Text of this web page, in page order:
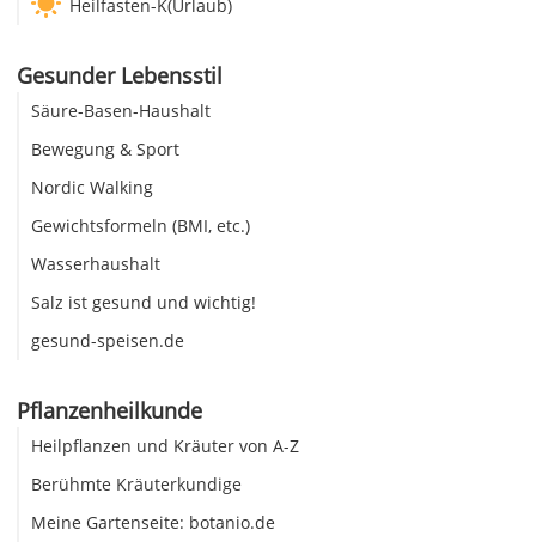
Heilfasten-K(Urlaub)
Gesunder Lebensstil
Säure-Basen-Haushalt
Bewegung & Sport
Nordic Walking
Gewichtsformeln (BMI, etc.)
Wasserhaushalt
Salz ist gesund und wichtig!
gesund-speisen.de
Pflanzenheilkunde
Heilpflanzen und Kräuter von A-Z
Berühmte Kräuterkundige
Meine Gartenseite: botanio.de